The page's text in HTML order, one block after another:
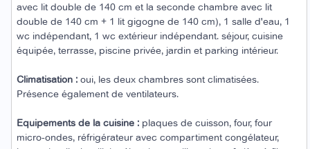
avec lit double de 140 cm et la seconde chambre avec lit
double de 140 cm + 1 lit gigogne de 140 cm), 1 salle d'eau, 1
wc indépendant, 1 wc extérieur indépendant. séjour, cuisine
équipée, terrasse, piscine privée, jardin et parking intérieur.
Climatisation : oui, les deux chambres sont climatisées.
Présence également de ventilateurs.
Equipements de la cuisine : plaques de cuisson, four, four
micro-ondes, réfrigérateur avec compartiment congélateur,